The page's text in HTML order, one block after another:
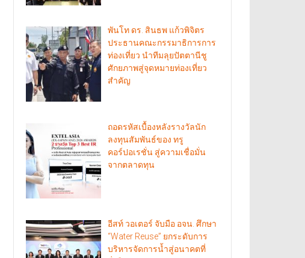
พันโท ดร. สินธพ แก้วพิจิตร
ประธานคณะกรรมาธิการการ
ท่องเที่ยว นำทีมลุยปัตตานีชู
ศักยภาพสู่จุดหมายท่องเที่ยว
สำคัญ
ถอดรหัสเบื้องหลังรางวัลนัก
ลงทุนสัมพันธ์ของ ทรู
คอร์ปอเรชั่น สู่ความเชื่อมั่น
จากตลาดทุน
อีสท์ วอเตอร์ จับมือ อจน. ศึกษา
“Water Reuse” ยกระดับการ
บริหารจัดการน้ำสู่อนาคตที่